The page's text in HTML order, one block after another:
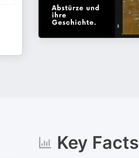
Key Facts